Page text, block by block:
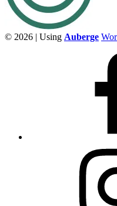
© 2026 | Using Auberge